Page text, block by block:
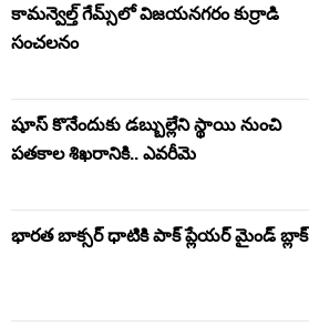
కామన్వెల్త్ గేమ్స్‌లో విజయనగరం కుర్రాడి
సంచలనం
షూస్ కొనేందుకు డబ్బుల్లేని స్థాయి నుంచి
పతకాల శిఖరానికి.. ఎవరీమె
భారత బాక్సర్ ధాటికి పాక్ ప్లేయర్ మైండ్ బ్లాక్